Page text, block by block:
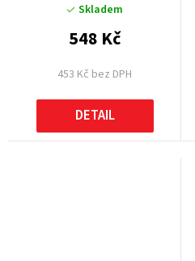
Skladem
453 Kč bez DPH
548 Kč
DETAIL